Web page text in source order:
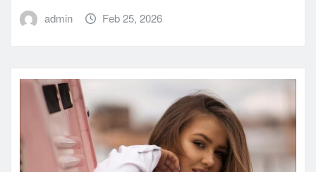
admin Feb 25, 2026